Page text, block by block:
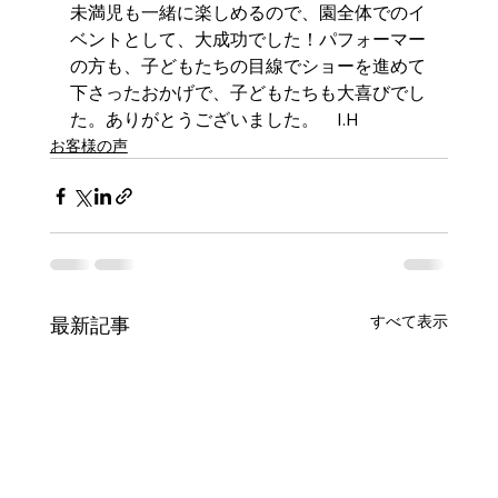
未満児も一緒に楽しめるので、園全体でのイ
ベントとして、大成功でした！パフォーマー
の方も、子どもたちの目線でショーを進めて
下さったおかげで、子どもたちも大喜びでし
た。ありがとうございました。　I.H
お客様の声
最新記事 すべて表示